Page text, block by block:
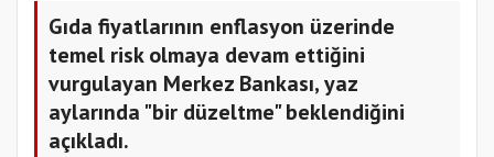
Gıda fiyatlarının enflasyon üzerinde
temel risk olmaya devam ettiğini
vurgulayan Merkez Bankası, yaz
aylarında "bir düzeltme" beklendiğini
açıkladı.